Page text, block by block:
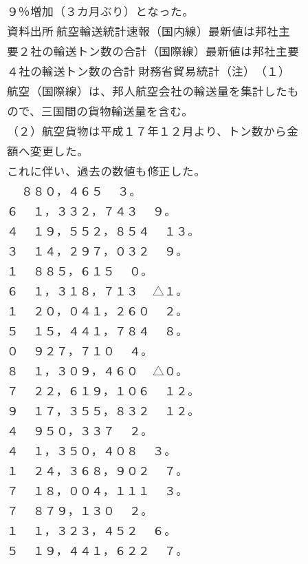
９％増加（３カ月ぶり）となった。
資料出所 航空輸送統計速報（国内線）最新値は邦社主
要２社の輸送トン数の合計（国際線）最新値は邦社主要
４社の輸送トン数の合計 財務省貿易統計（注）（１）
航空（国際線）は、邦人航空会社の輸送量を集計したも
ので、三国間の貨物輸送量を含む。
（２）航空貨物は平成１７年１２月より、トン数から金
額へ変更した。
これに伴い、過去の数値も修正した。
８８０，４６５ ３。
６ １，３３２，７４３ ９。
４ １９，５５２，８５４ １３。
３ １４，２９７，０３２ ９。
１ ８８５，６１５ ０。
６ １，３１８，７１３ △１。
１ ２０，０４１，２６０ ２。
５ １５，４４１，７８４ ８。
０ ９２７，７１０ ４。
８ １，３０９，４６０ △０。
７ ２２，６１９，１０６ １２。
９ １７，３５５，８３２ １２。
４ ９５０，３３７ ２。
４ １，３５０，４０８ ３。
１ ２４，３６８，９０２ ７。
７ １８，００４，１１１ ３。
７ ８７９，１３０ ２。
１ １，３２３，４５２ ６。
５ １９，４４１，６２２ ７。